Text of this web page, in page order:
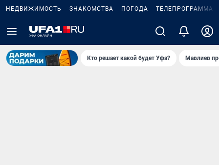
НЕДВИЖИМОСТЬ ЗНАКОМСТВА ПОГОДА ТЕЛЕПРОГРАММА
Кто решает какой будет Уфа? Мавлиев